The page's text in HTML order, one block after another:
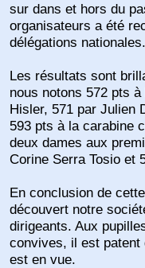
sur dans et hors du
organisateurs a été
délégations nationales.
Les résultats sont
nous notons 572 pts
Hisler, 571 par Julien
593 pts à la carabine
deux dames aux
Corine Serra Tosio et
En conclusion de
découvert notre
dirigeants. Aux
convives, il est patent
est en vue.